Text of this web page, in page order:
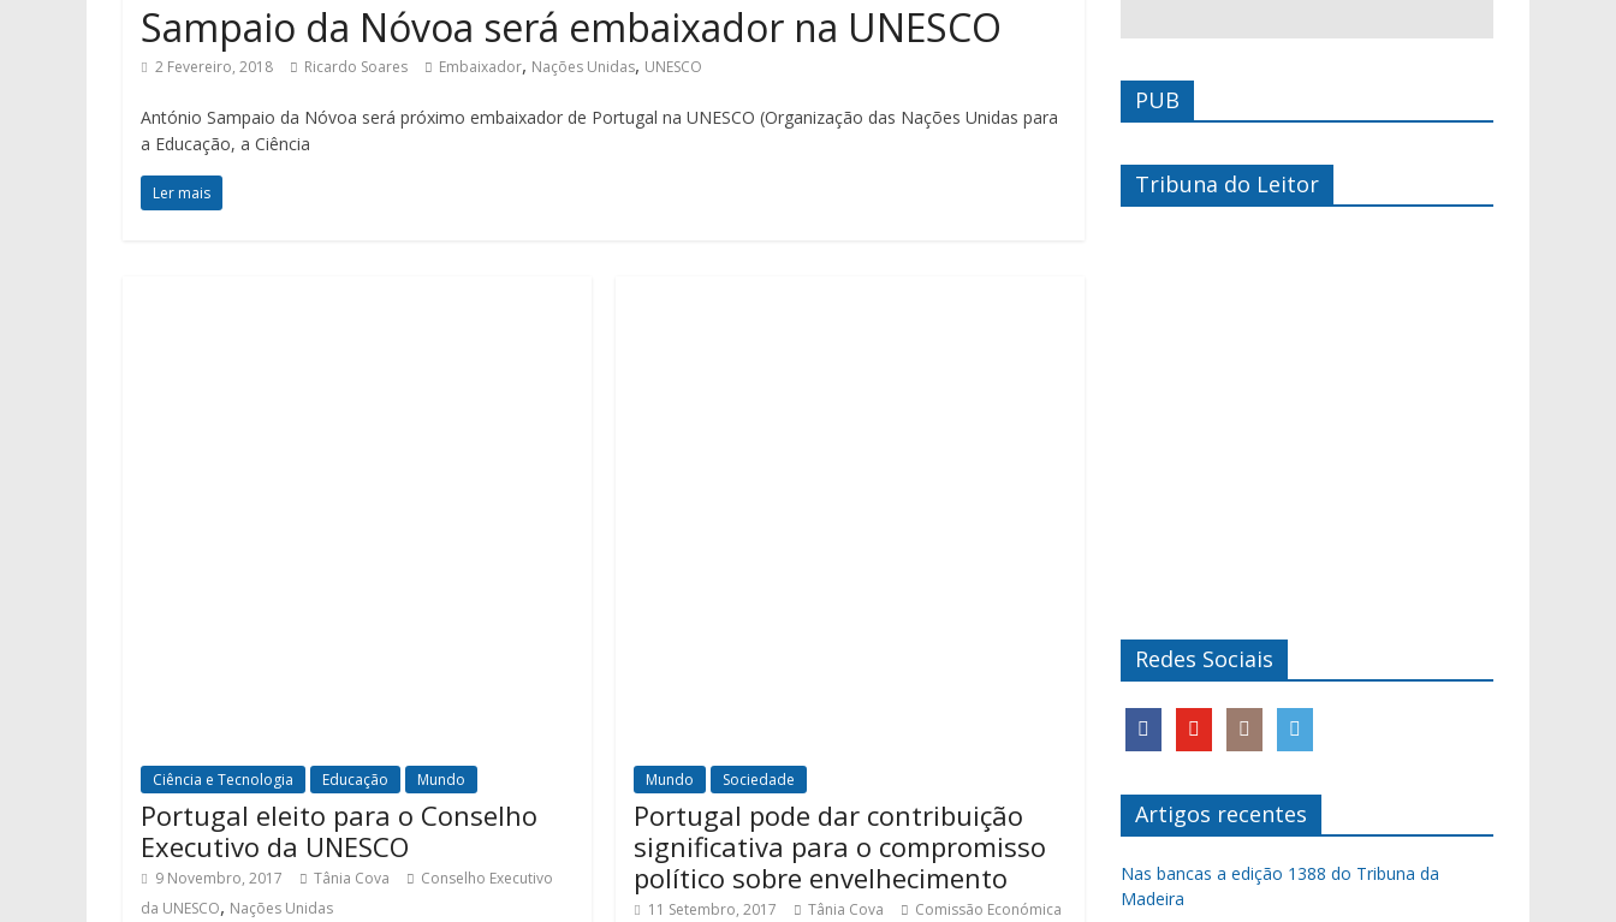
Sampaio da Nóvoa será embaixador na UNESCO
2 Fevereiro, 2018 Ricardo Soares Embaixador, Nações Unidas, UNESCO
António Sampaio da Nóvoa será próximo embaixador de Portugal na UNESCO (Organização das Nações Unidas para
a Educação, a Ciência
Ler mais
Ciência e Tecnologia Educação Mundo
Portugal eleito para o Conselho
Executivo da UNESCO
9 Novembro, 2017 Tânia Cova
Conselho Executivo
da UNESCO, Nações Unidas
Mundo Sociedade
Portugal pode dar contribuição
significativa para o compromisso
político sobre envelhecimento
11 Setembro, 2017 Tânia Cova
Comissão Económica
PUB
Tribuna do Leitor
Redes Sociais
Artigos recentes
Nas bancas a edição 1388 do Tribuna da
Madeira